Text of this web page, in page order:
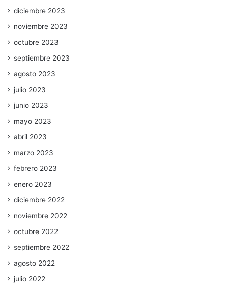
diciembre 2023
noviembre 2023
octubre 2023
septiembre 2023
agosto 2023
julio 2023
junio 2023
mayo 2023
abril 2023
marzo 2023
febrero 2023
enero 2023
diciembre 2022
noviembre 2022
octubre 2022
septiembre 2022
agosto 2022
julio 2022